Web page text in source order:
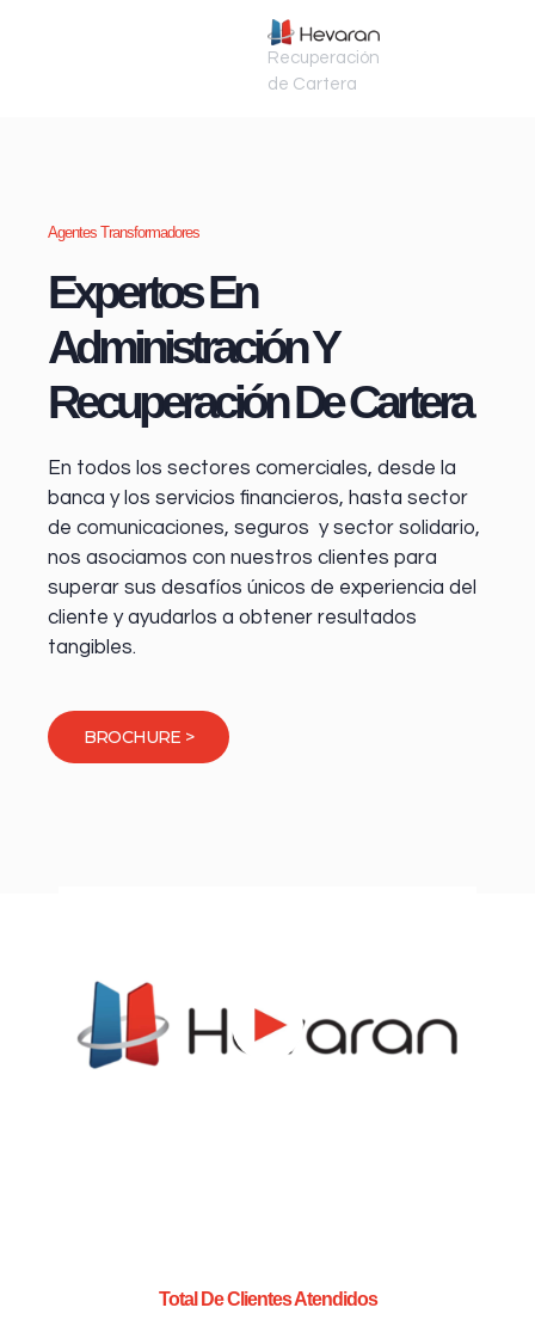
Recuperación
de Cartera
Agentes Transformadores
Expertos En
Administración Y
Recuperación De Cartera
En todos los sectores comerciales, desde la
banca y los servicios financieros, hasta sector
de comunicaciones, seguros y sector solidario,
nos asociamos con nuestros clientes para
superar sus desafíos únicos de experiencia del
cliente y ayudarlos a obtener resultados
tangibles.
BROCHURE >
Total De Clientes Atendidos